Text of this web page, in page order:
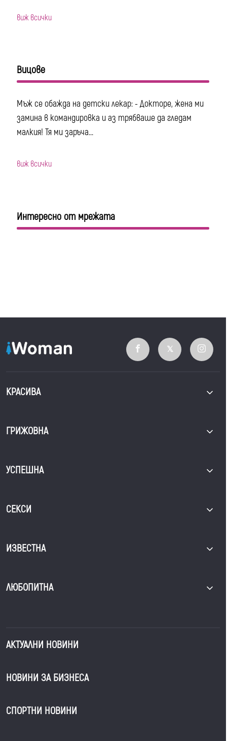
виж всички
Вицове
Мъж се обажда на детски лекар: - Докторе, жена ми
замина в командировка и аз трябваше да гледам
малкия! Тя ми заръча...
виж всички
Интересно от мрежата
КРАСИВА
ГРИЖОВНА
УСПЕШНА
СЕКСИ
ИЗВЕСТНА
ЛЮБОПИТНА
АКТУАЛНИ НОВИНИ
НОВИНИ ЗА БИЗНЕСА
СПОРТНИ НОВИНИ